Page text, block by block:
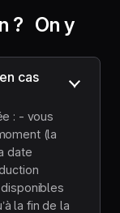
? On y
cas
: - vous
(la
date
la fin de la